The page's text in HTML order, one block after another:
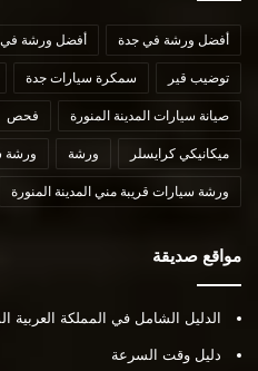
أفضل ورشة في جدة أفضل ورشة
توضيب قير سمكرة سيارات جدة
صيانة سيارات المدينة المنورة فحص
ميكانيكي كرايسلر ورشة ورشة
ورشة سيارات قريبة مني المدينة المنورة
مواقع صديقة
الدليل الشامل في المملكة العربية
دليل وقت السرعة